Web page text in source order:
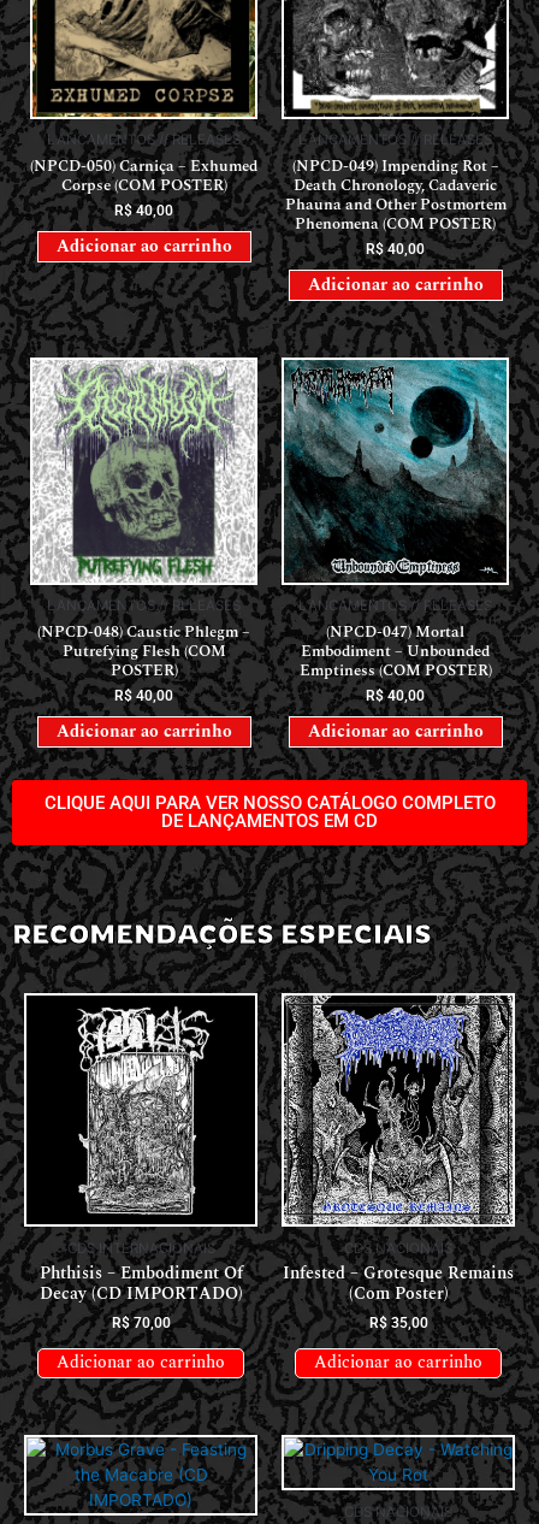
LANÇAMENTOS // RELEASES
(NPCD-050) Carniça – Exhumed
Corpse (COM POSTER)
R$40,00
Adicionar ao carrinho
LANÇAMENTOS // RELEASES
(NPCD-049) Impending Rot –
Death Chronology, Cadaveric
Phauna and Other Postmortem
Phenomena (COM POSTER)
R$40,00
Adicionar ao carrinho
LANÇAMENTOS // RELEASES
(NPCD-048) Caustic Phlegm –
Putrefying Flesh (COM
POSTER)
R$ 40,00
Adicionar ao carrinho
LANÇAMENTOS // RELEASES
(NPCD-047) Mortal
Embodiment – Unbounded
Emptiness (COM POSTER)
R$40,00
Adicionar ao carrinho
CLIQUE AQUI PARA VER NOSSO CATÁLOGO COMPLETO
DE LANÇAMENTOS EM CD
RECOMENDAÇÕES ESPECIAIS
CDS INTERNACIONAIS
Phthisis – Embodiment Of
Decay (CD IMPORTADO)
R$70,00
Adicionar ao carrinho
CDS NACIONAIS
Infested – Grotesque Remains
(Com Poster)
R$35,00
Adicionar ao carrinho
CDS NACIONAIS